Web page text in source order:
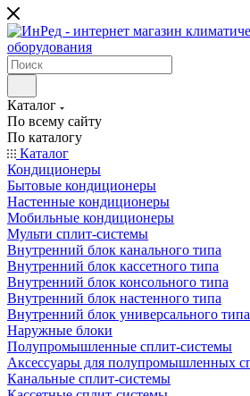
Каталог
По всему сайту
По каталогу
Каталог
Кондиционеры
Бытовые кондиционеры
Настенные кондиционеры
Мобильные кондиционеры
Мульти сплит-системы
Внутренний блок канального типа
Внутренний блок кассетного типа
Внутренний блок консольного типа
Внутренний блок настенного типа
Внутренний блок универсального типа
Наружные блоки
Полупромышленные сплит-системы
Аксессуары для полупромышленных
Канальные сплит-системы